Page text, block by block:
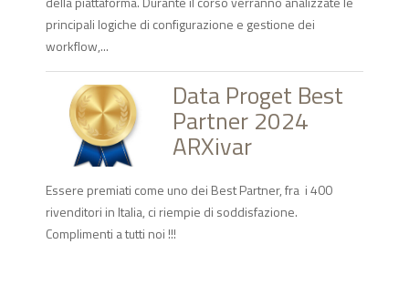
principali logiche di configurazione e gestione dei
workflow,...
Data Proget Best
Partner 2024
ARXivar
Essere premiati come uno dei Best Partner, fra i 400
rivenditori in Italia, ci riempie di soddisfazione.
Complimenti a tutti noi !!!